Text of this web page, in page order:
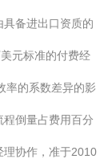
备进出口资质的
元标准的付费经
率的系数差异的影
倒量占费用百分
理协作，准于2010